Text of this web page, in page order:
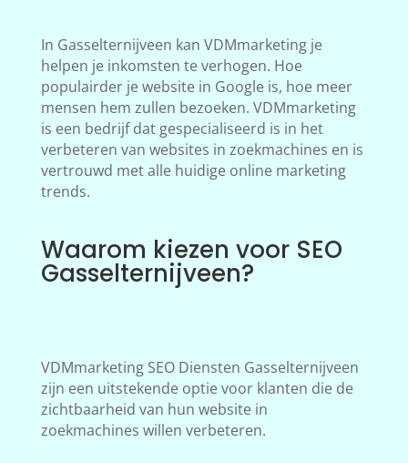
In Gasselternijveen kan VDMmarketing je
helpen je inkomsten te verhogen. Hoe
populairder je website in Google is, hoe meer
mensen hem zullen bezoeken. VDMmarketing
is een bedrijf dat gespecialiseerd is in het
verbeteren van websites in zoekmachines en is
vertrouwd met alle huidige online marketing
trends.
Waarom kiezen voor SEO
Gasselternijveen?
VDMmarketing SEO Diensten Gasselternijveen
zijn een uitstekende optie voor klanten die de
zichtbaarheid van hun website in
zoekmachines willen verbeteren.